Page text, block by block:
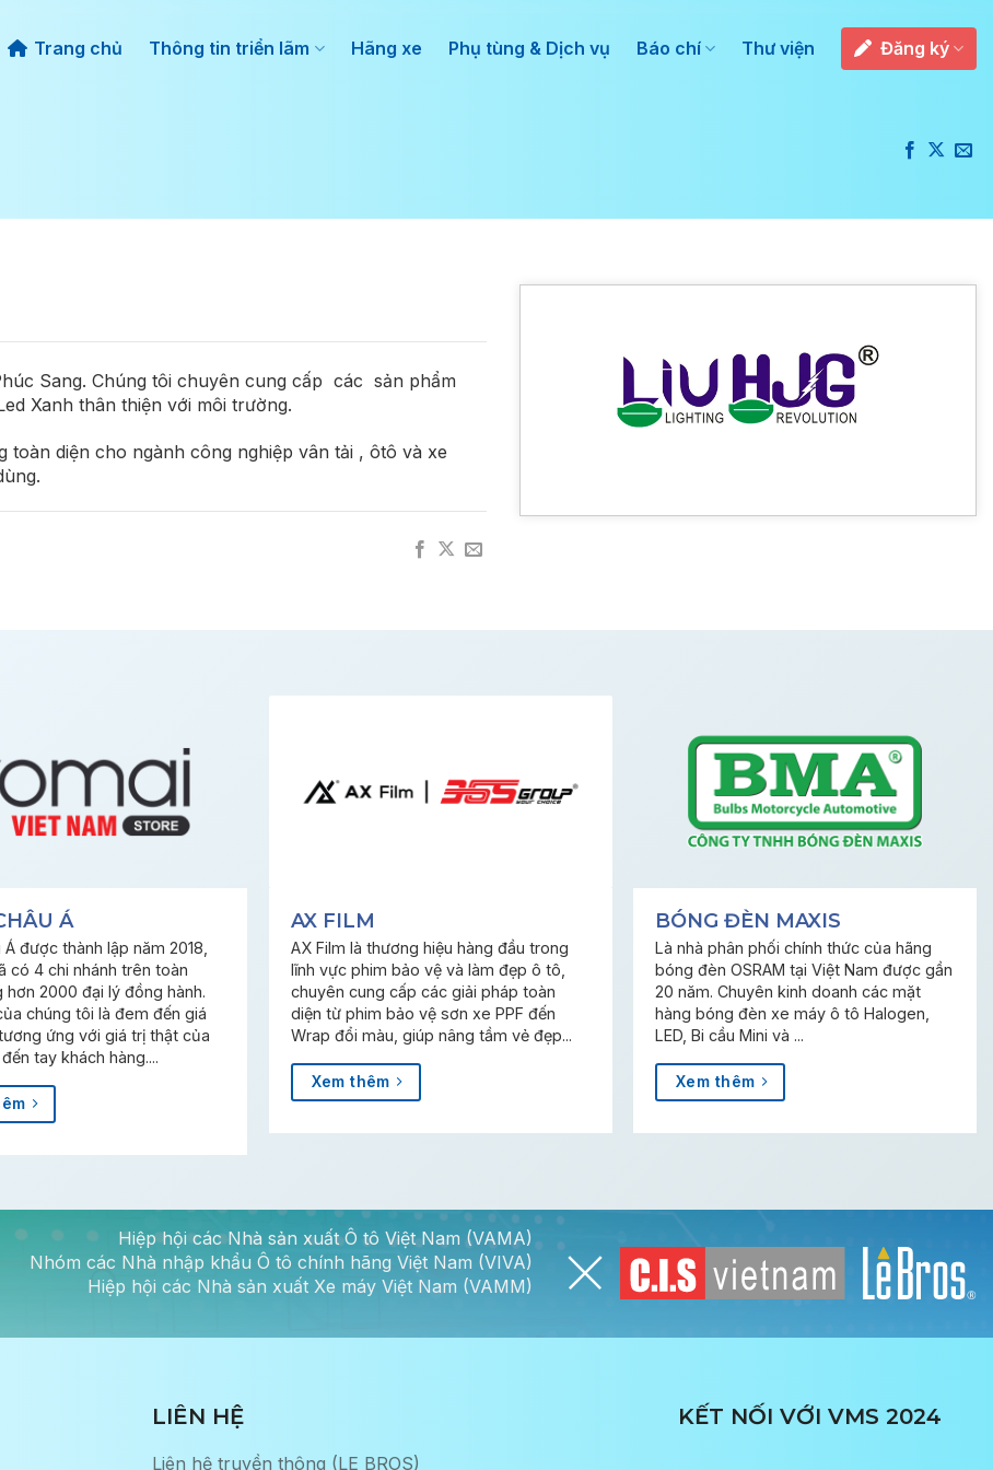
Trang chủ Thông tin triển lãm Hãng xe Phụ tùng & Dịch vụ Báo chí Thư viện Đăng ký
Sang. Chúng tôi chuyên cung cấp các sản phẩm
Xanh thân thiện với môi trường.
toàn diện cho ngành công nghiệp vân tải , ôtô và xe
.
Á
Á được thành lập năm 2018,
có 4 chi nhánh trên toàn
hơn 2000 đại lý đồng hành.
chúng tôi là đem đến giá
ứng với giá trị thật của
tay khách hàng....
AX FILM
AX Film là thương hiệu hàng đầu trong
lĩnh vực phim bảo vệ và làm đẹp ô tô,
chuyên cung cấp các giải pháp toàn
diện từ phim bảo vệ sơn xe PPF đến
Wrap đổi màu, giúp nâng tầm vẻ đẹp...
Xem thêm
BÓNG ĐÈN MAXIS
Là nhà phân phối chính thức của hãng
bóng đèn OSRAM tại Việt Nam được gần
20 năm. Chuyên kinh doanh các mặt
hàng bóng đèn xe máy ô tô Halogen,
LED, Bi cầu Mini và ...
Xem thêm
Hiệp hội các Nhà sản xuất Ô tô Việt Nam (VAMA)
Nhóm các Nhà nhập khẩu Ô tô chính hãng Việt Nam (VIVA)
Hiệp hội các Nhà sản xuất Xe máy Việt Nam (VAMM)
LIÊN HỆ
Liên hệ truyền thông (LE BROS)
KẾT NỐI VỚI VMS 2024